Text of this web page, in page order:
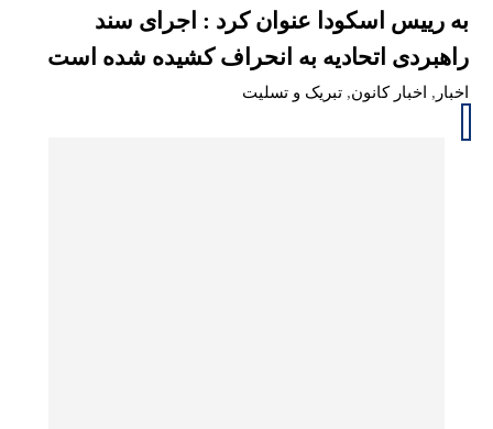
به رییس اسکودا عنوان کرد : اجرای سند
راهبردی اتحادیه به انحراف کشیده شده است
اخبار , اخبار کانون,تبریک و تسلیت